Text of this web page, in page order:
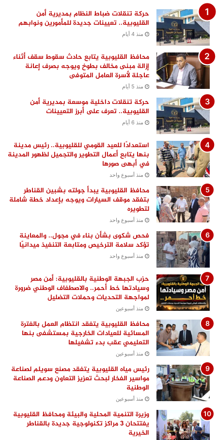
حركة تنقلات ضباط النظام بمديرية أمن
القليوبية.. تعيينات جديدة للمأمورين ونوابهم
منذ 4 أيام
محافظ القليوبية يتابع حادث سقوط سقف أثناء
إزالة مبنى مخالف بطوخ ويوجه بصرف إعانة
عاجلة لأسرة العامل المتوفى
منذ 5 أيام
حركة تنقلات داخلية موسعة بمديرية أمن
القليوبية.. تعرف على أبرز التعيينات
منذ 6 أيام
استعدادًا للعيد القومي للقليوبية.. رئيس مدينة
بنها يتابع أعمال التطوير والتجميل لظهور المدينة
في أبهى صورها
منذ أسبوع واحد
محافظ القليوبية يبدأ جولته بشبين القناطر
بتفقد موقف السيارات ويوجه بإعداد خطة شاملة
لتطويره
منذ أسبوع واحد
فحص شكوى بشأن بناء في مجول.. والمعاينة
تؤكد سلامة الترخيص ومتابعة التنفيذ ميدانيًا
منذ أسبوع واحد
حزب الجبهة الوطنية بالقليوبية: أمن مصر
وسيادتها خط أحمر.. والاصطفاف الوطني ضرورة
لمواجهة التحديات وحملات التضليل
منذ أسبوعين
محافظ القليوبية يتفقد انتظام العمل بالفترة
المسائية للعيادات الخارجية بمستشفى بنها
التعليمي عقب بدء تشغيلها
منذ أسبوعين
رئيس مياه القليوبية يتفقد مصنع سويلم لصناعة
مواسير الفخار لبحث تعزيز التعاون ودعم الصناعة
الوطنية
منذ أسبوعين
وزيرة التنمية المحلية والبيئة ومحافظ القليوبية
يفتتحان 3 مراكز تكنولوجية جديدة بالقناطر
الخيرية